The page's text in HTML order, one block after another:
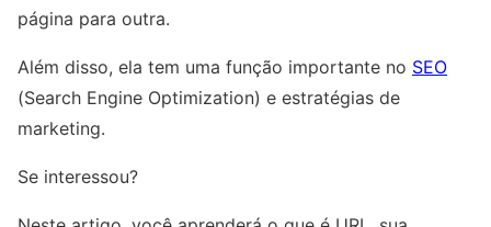
página para outra.
Além disso, ela tem uma função importante no SEO
(Search Engine Optimization) e estratégias de
marketing.
Se interessou?